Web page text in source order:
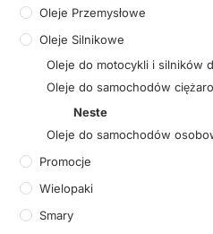
Oleje Przemysłowe
Oleje Silnikowe
Oleje do motocykli i silników
Oleje do samochodów
Neste
Oleje do samochodów
Promocje
Wielopaki
Smary